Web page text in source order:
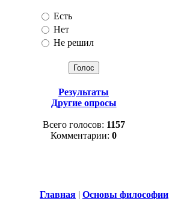
Есть
Нет
Не решил
Результаты
Другие опросы
Всего голосов: 1157
Комментарии: 0
Главная | Основы философии